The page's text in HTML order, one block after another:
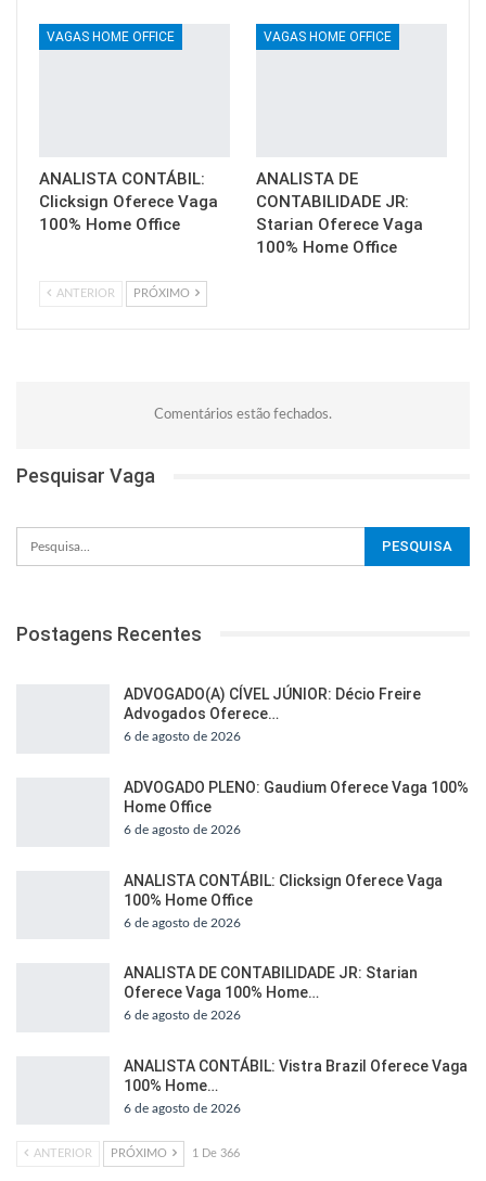
VAGAS HOME OFFICE
ANALISTA CONTÁBIL:
Clicksign Oferece Vaga
100% Home Office
VAGAS HOME OFFICE
ANALISTA DE
CONTABILIDADE JR:
Starian Oferece Vaga
100% Home Office
ANTERIOR PRÓXIMO
Comentários estão fechados.
Pesquisar Vaga
Postagens Recentes
ADVOGADO(A) CÍVEL JÚNIOR: Décio Freire
Advogados Oferece…
6 de agosto de 2026
ADVOGADO PLENO: Gaudium Oferece Vaga 100%
Home Office
6 de agosto de 2026
ANALISTA CONTÁBIL: Clicksign Oferece Vaga
100% Home Office
6 de agosto de 2026
ANALISTA DE CONTABILIDADE JR: Starian
Oferece Vaga 100% Home…
6 de agosto de 2026
ANALISTA CONTÁBIL: Vistra Brazil Oferece Vaga
100% Home…
6 de agosto de 2026
ANTERIOR PRÓXIMO 1 De 366